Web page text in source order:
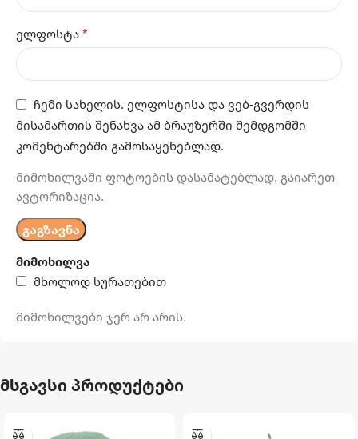
მიმოხილვა
მხოლოდ სურათებით
მიმოხილვები ჯერ არ არის.
ელფოსტა *
ჩემი სახელის. ელფოსტისა და ვებ-გვერდის
მისამართის შენახვა ამ ბრაუზერში შემდგომში
კომენტარებში გამოსაყენებლად.
მიმოხილვაში ფოტოების დასამატებლად, გაიარეთ
ავტორიზაცია.
მსგავსი პროდუქტები